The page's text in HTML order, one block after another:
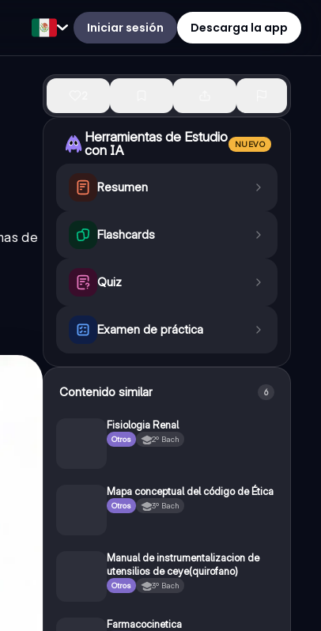
Iniciar sesión Descarga la app
de
Herramientas de Estudio
con IA
NUEVO
Resumen
Flashcards
Quiz
Examen de práctica
Contenido similar 6
Fisiologia Renal
Otros 2º Bach
Mapa conceptual del código de Ética
Otros 3º Bach
Manual de instrumentalizacion de
utensilios de ceye(quirofano)
Otros 3º Bach
Farmacocinetica